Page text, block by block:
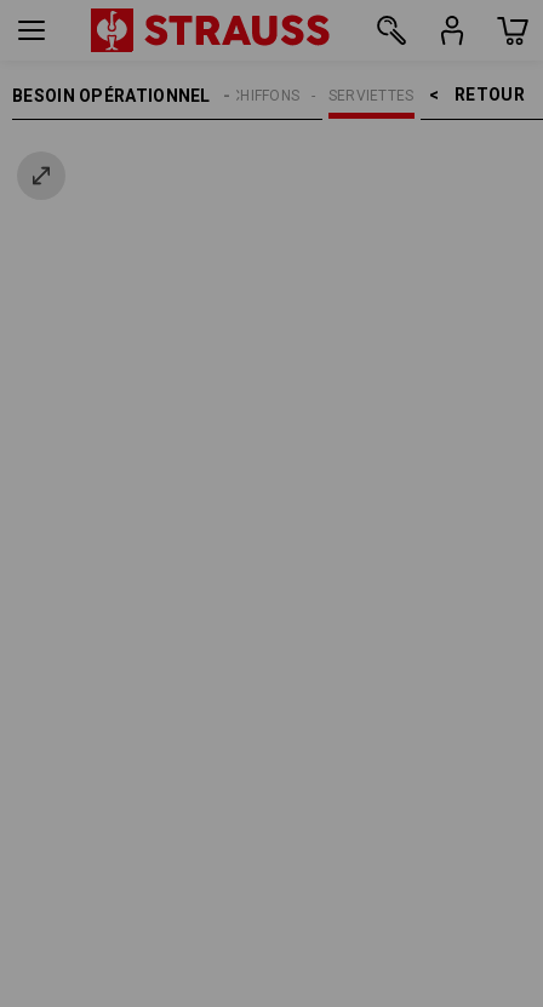
BESOIN OPÉRATIONNEL RETOUR    >
SERVIETTES
CHIFFONS
NETTOYAGE